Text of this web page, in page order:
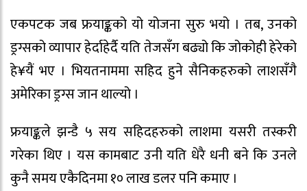
एकपटक जब फ्रयाङ्कको यो योजना सुरु भयो । तब, उनको
ड्रग्सको व्यापार हेर्दाहेर्दै यति तेजसँग बढ्यो कि जोकोही हेरेको
हे¥यैं भए । भियतनाममा सहिद हुने सैनिकहरुको लाशसँगै
अमेरिका ड्रग्स जान थाल्यो ।
फ्रयाङ्कले झन्डै ५ सय सहिदहरुको लाशमा यसरी तस्करी
गरेका थिए । यस कामबाट उनी यति धेरै धनी बने कि उनले
कुनै समय एकैदिनमा १० लाख डलर पनि कमाए ।